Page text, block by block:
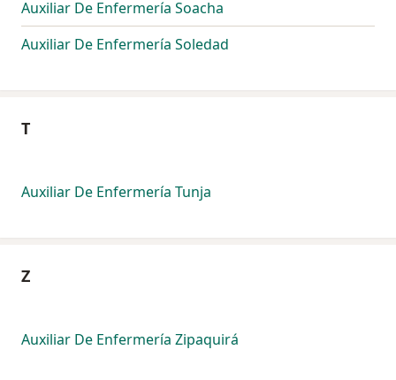
Auxiliar De Enfermería Soacha
Auxiliar De Enfermería Soledad
T
Auxiliar De Enfermería Tunja
Z
Auxiliar De Enfermería Zipaquirá